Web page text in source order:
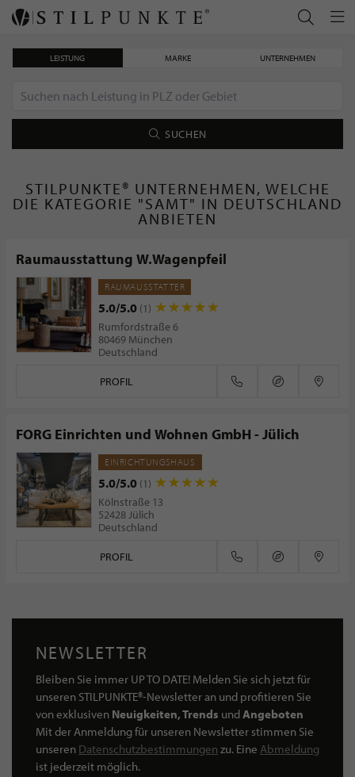
LEISTUNG MARKE UNTERNEHMEN
SUCHEN
STILPUNKTE® UNTERNEHMEN, WELCHE
DIE KATEGORIE "SAMT" IN DEUTSCHLAND
ANBIETEN
Raumausstattung W.Wagenpfeil
RAUMAUSSTATTER
5.0/5.0 (1)
Rumfordstraße 6
80469 München
Deutschland
PROFIL
FORG Einrichten und Wohnen GmbH - Jülich
EINRICHTUNGSHAUS
5.0/5.0 (1)
Kölnstraße 13
52428 Jülich
Deutschland
PROFIL
NEWSLETTER
Bleiben Sie immer UP TO DATE! Melden Sie sich jetzt für
unseren STILPUNKTE®-Newsletter an und profitieren Sie
von exklusiven Neuigkeiten, Trends undAngeboten
Mit der Anmeldung für unseren Newsletter stimmen Sie
unseren Datenschutzbestimmungen zu. Eine Abmeldung
ist jederzeit möglich.